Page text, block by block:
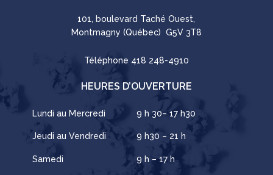
101, boulevard Taché Ouest,
Montmagny (Québec) G5V 3T8
Téléphone 418 248-4910
HEURES D’OUVERTURE
Lundi au Mercredi 9 h 30– 17 h30
Jeudi au Vendredi 9 h30 – 21 h
Samedi 9 h – 17 h